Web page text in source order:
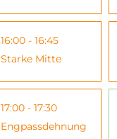
16:00 - 16:45
Starke Mitte
17:00 - 17:30
Engpassdehnung